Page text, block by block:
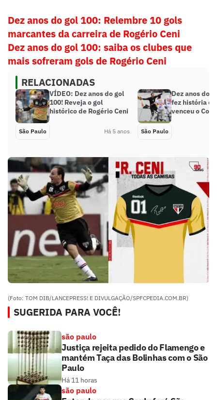
Dez anos do gol 100: Relembre 10 gols
marcantes da carreira de Rogério Ceni
Dez anos do gol 100: saiba os clubes que
mais sofreram gols de Rogério Ceni
RELACIONADAS
VÍDEO: Dez anos do gol
100! Reveja o gol
histórico de Rogério Ceni
São Paulo Há 5 anos
Dez anos do
fez história e
venceu o
São Paulo
(Foto: TOM DIB/LANCEPRESS! E DIVULGAÇÃO/SPFCPEDIA.COM.BR)
SUGERIDA PARA VOCÊ!
são paulo
Justiça rejeita pedido do Flamengo e
mantém Taça das Bolinhas com o São
Paulo
Há 11 horas
são paulo